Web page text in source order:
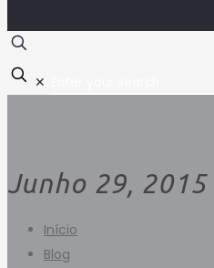
✕
Junho 29, 2015
Início
Blog